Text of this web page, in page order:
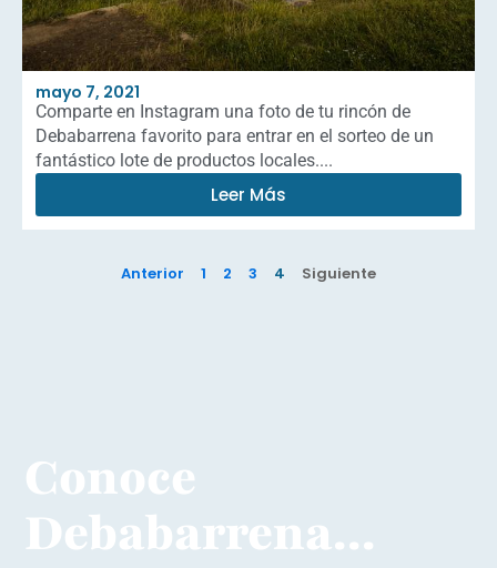
mayo 7, 2021
Comparte en Instagram una foto de tu rincón de
Debabarrena favorito para entrar en el sorteo de un
fantástico lote de productos locales....
Leer Más
Anterior 1 2 3 4 Siguiente
Conoce
Debabarrena...